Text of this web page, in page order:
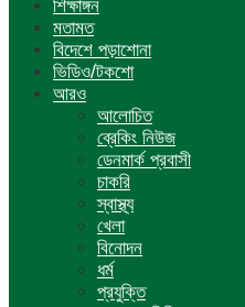
শিক্ষাঙ্গন
মতামত
বিদেশে পড়াশোনা
ভিডিও/টকশো
আরও
আলোচিত
ব্রেকিং নিউজ
ডেনমার্ক প্রবাসী
চাকরি
স্বাস্থ্য
খেলা
বিনোদন
ধর্ম
প্রযুক্তি